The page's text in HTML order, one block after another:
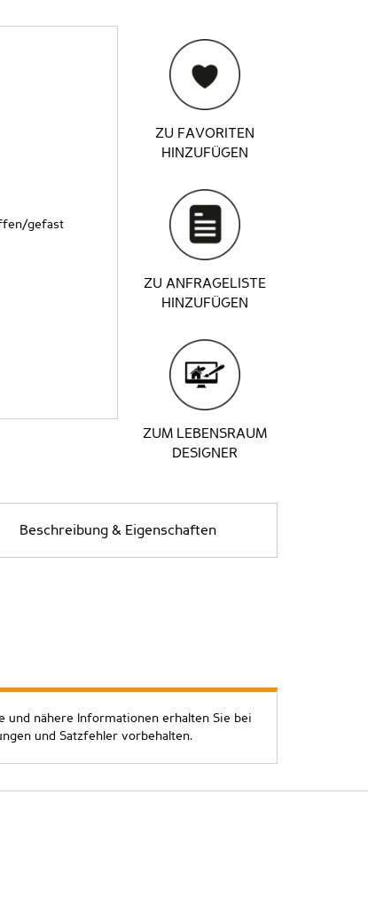
gefast
ZU FAVORITEN
HINZUFÜGEN
ZU ANFRAGELISTE
HINZUFÜGEN
ZUM LEBENSRAUM
DESIGNER
Beschreibung & Eigenschaften
und nähere Informationen erhalten Sie bei
und Satzfehler vorbehalten.